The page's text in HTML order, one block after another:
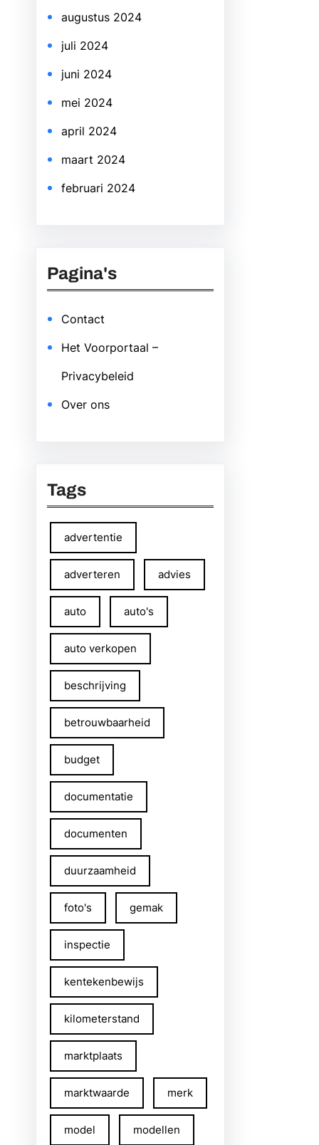
augustus 2024
juli 2024
juni 2024
mei 2024
april 2024
maart 2024
februari 2024
Pagina's
Contact
Het Voorportaal –
Privacybeleid
Over ons
Tags
advertentie
adverteren advies
auto auto's
auto verkopen
beschrijving
betrouwbaarheid
budget
documentatie
documenten
duurzaamheid
foto's gemak
inspectie
kentekenbewijs
kilometerstand
marktplaats
marktwaarde merk
model modellen